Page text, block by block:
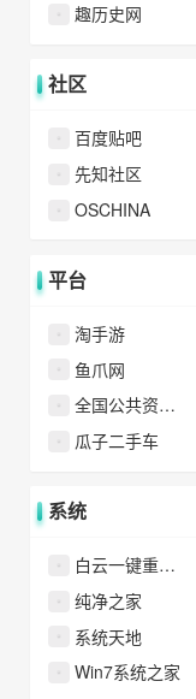
趣历史网
社区
百度贴吧
先知社区
OSCHINA
平台
淘手游
鱼爪网
全国公共资源交易平台
瓜子二手车
系统
白云一键重装系统
纯净之家
系统天地
Win7系统之家